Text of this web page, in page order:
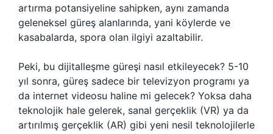
artırma potansiyeline sahipken, aynı zamanda
geleneksel güreş alanlarında, yani köylerde ve
kasabalarda, spora olan ilgiyi azaltabilir.
Peki, bu dijitalleşme güreşi nasıl etkileyecek? 5-10
yıl sonra, güreş sadece bir televizyon programı ya
da internet videosu haline mi gelecek? Yoksa daha
teknolojik hale gelerek, sanal gerçeklik (VR) ya da
artırılmış gerçeklik (AR) gibi yeni nesil teknolojilerle